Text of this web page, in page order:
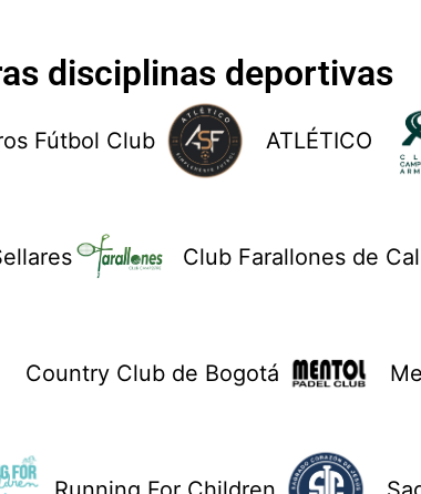
disciplinas deportivas
Fútbol Club ATLÉTICO
Club Farallones de
Country Club de Bogotá